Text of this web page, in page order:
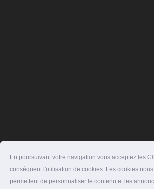
En poursuivant votre navigation vous acceptez les
conséquent l'utilisation de cookies. Les cookies nous
permettent de personnaliser le contenu et les